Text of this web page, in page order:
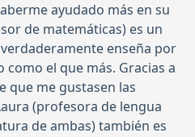
ayudado más en su
de matemáticas) es un
enseña por
el que más. Gracias a
que me gustasen las
(profesora de lengua
de ambas) también es